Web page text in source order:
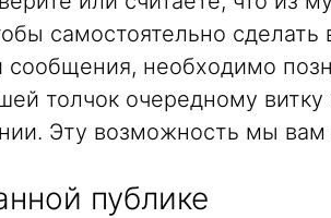
самостоятельно сделать
сообщения, необходимо
толчок очередному витку
Эту возможность мы вам
публике